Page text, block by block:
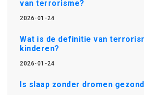
van terrorisme?
2026-01-24
Wat is de definitie van
kinderen?
2026-01-24
Is slaap zonder dromen